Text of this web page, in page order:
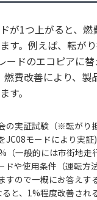
が1つ上がると、
す。例えば、転が
ードのエコピアに
費改善により、製
す。
の実証試験（※転がり
JC08モードにより実
（一般的には市街地走
ドや使用条件（運転方
すので一概にお答えす
と、1%程度改善され